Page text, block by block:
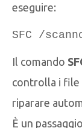
eseguire:
SFC /
Il comando
controlla i file
riparare
È un